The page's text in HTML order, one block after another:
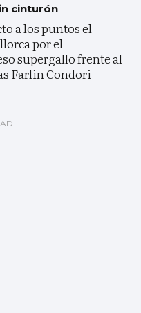
cinturón
a los puntos el
por el
supergallo frente al
Farlin Condori